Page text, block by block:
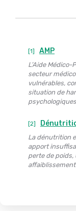
[1] AMP
L’Aide
secteur
vulnérables,
situation de
[2]
La dénutrition
apport
perte de
affaiblissement